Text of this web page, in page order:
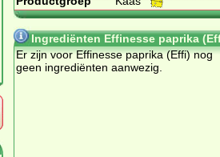
Ingrediënten Effinesse paprika
Er zijn voor Effinesse paprika (Effi) nog
geen ingrediënten aanwezig.